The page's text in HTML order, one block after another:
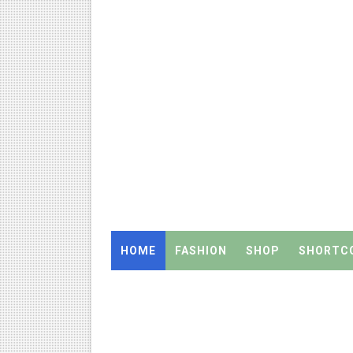
புதிய முதன்மை கல்வி அலுவலர்
ஆசிரியர்கள் கவனத்திற்கு!
TN CPS Teachers News:
TN Teachers Leave Rules:
HOME FASHION SHOP